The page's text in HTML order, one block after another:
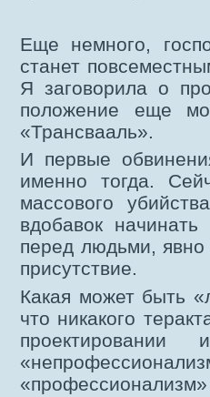
Еще немного,
станет
Я заговорила о
положение еще
«Трансвааль».
И первые
именно тогда.
массового
вдобавок начинать
перед людьми,
присутствие.
Какая может быть
что никакого